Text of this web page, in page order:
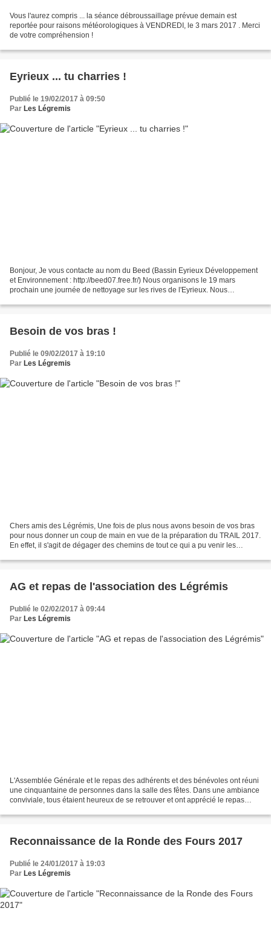
Vous l'aurez compris ... la séance débroussaillage prévue demain est
reportée pour raisons météorologiques à VENDREDI, le 3 mars 2017 . Merci
de votre compréhension !
Eyrieux ... tu charries !
Publié le 19/02/2017 à 09:50
Par Les Légremis
Bonjour, Je vous contacte au nom du Beed (Bassin Eyrieux Développement
et Environnement : http://beed07.free.fr/) Nous organisons le 19 mars
prochain une journée de nettoyage sur les rives de l'Eyrieux. Nous
Besoin de vos bras !
Publié le 09/02/2017 à 19:10
Par Les Légremis
Chers amis des Légrémis, Une fois de plus nous avons besoin de vos bras
pour nous donner un coup de main en vue de la préparation du TRAIL 2017.
En effet, il s'agit de dégager des chemins de tout ce qui a pu venir les
AG et repas de l'association des Légrémis
Publié le 02/02/2017 à 09:44
Par Les Légremis
L'Assemblée Générale et le repas des adhérents et des bénévoles ont réuni
une cinquantaine de personnes dans la salle des fêtes. Dans une ambiance
conviviale, tous étaient heureux de se retrouver et ont apprécié le repas
Reconnaissance de la Ronde des Fours 2017
Publié le 24/01/2017 à 19:03
Par Les Légremis